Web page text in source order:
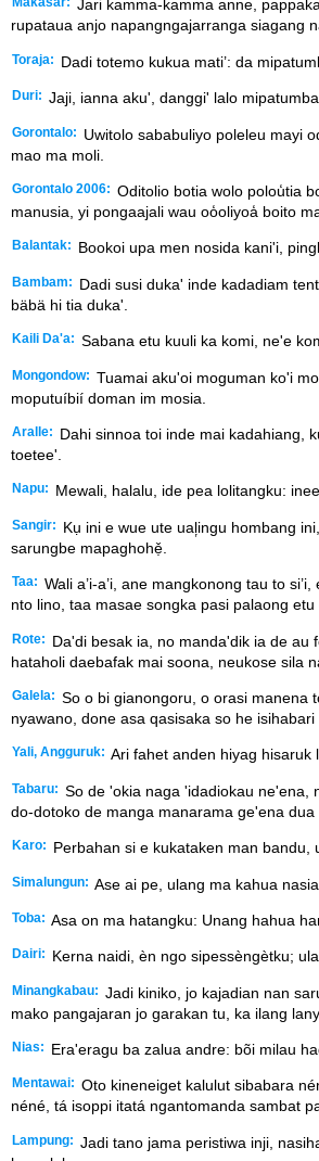
Makasar: Jari kamma-kamma anne,
rupataua anjo napangngajarranga siagang
Toraja: Dadi totemo kukua mati’: da
Duri: Jaji, ianna aku', danggi' lalo
Gorontalo:
Uwitolo sababuliyo poleleu mayi
mao ma moli.
Gorontalo 2006: Oditolio botia wolo polou̒tia
manusia, yi pongaajali wau oo̒oliyoa̒ boito
Balantak: Bookoi upa men nosida kani'i,
Bambam:
Dadi susi duka' inde kadadiam
bäbä hi tia duka'.
Kaili Da'a: Sabana etu kuuli ka komi, ne'e
Mongondow: Tuamai aku'oi moguman ko'i
moputuíbií doman im mosia.
Aralle:
Dahi sinnoa toi inde mai kadahiang,
toetee'.
Napu: Mewali, halalu, ide pea lolitangku:
Sangir:
Kụ ini e wue ute ual᷊ingu hombang
sarungbe mapaghohẹ̌.
Taa: Wali a’i-a’i, ane mangkonong tau to
nto lino, taa masae songka pasi palaong etu
Rote:
Da'di besak ia, no manda'dik ia de
hataholi daebafak mai soona, neukose sila
Galela: So o bi gianongoru, o orasi manena
nyawano, done asa qasisaka so he isihabari
Yali, Angguruk: Ari fahet anden hiyag
Tabaru: So de 'okia naga 'idadiokau ne'ena,
do-dotoko de manga manarama ge'ena dua
Karo: Perbahan si e kukataken man bandu,
Simalungun: Ase ai pe, ulang ma kahua
Toba: Asa on ma hatangku: Unang hahua
Dairi: Kerna naidi, èn ngo sipessèngètku;
Minangkabau: Jadi kiniko, jo kajadian nan
mako pangajaran jo garakan tu, ka ilang
Nias: Era'eragu ba zalua andre: bõi milau
Mentawai: Oto kineneiget kalulut sibabara
néné, tá isoppi itatá ngantomanda sambat
Lampung: Jadi tano jama peristiwa inji,